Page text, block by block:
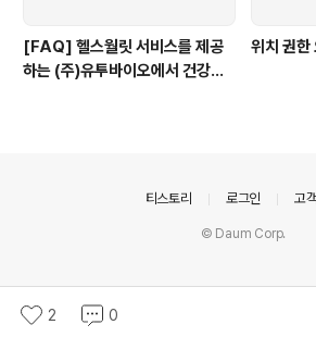
[FAQ] 헬스월릿 서비스를 제공
하는 (주)유투바이오에서 건강정
위치 권한
2 0
티스토리 로그인 고
© Daum Corp.